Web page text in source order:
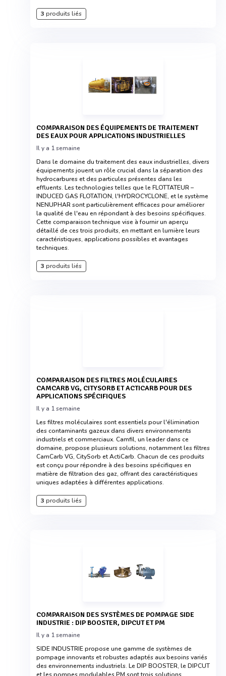
3 produits liés
COMPARAISON DES ÉQUIPEMENTS DE TRAITEMENT
DES EAUX POUR APPLICATIONS INDUSTRIELLES
Il y a 1 semaine
Dans le domaine du traitement des eaux industrielles, divers
équipements jouent un rôle crucial dans la séparation des
hydrocarbures et des particules présentes dans les
effluents. Les technologies telles que le FLOTTATEUR –
INDUCED GAS FLOTATION, l'HYDROCYCLONE, et le système
NENUPHAR sont particulièrement efficaces pour améliorer
la qualité de l'eau en répondant à des besoins spécifiques.
Cette comparaison technique vise à fournir un aperçu
détaillé de ces trois produits, en mettant en lumière leurs
caractéristiques, applications possibles et avantages
techniques.
3 produits liés
COMPARAISON DES FILTRES MOLÉCULAIRES
CAMCARB VG, CITYSORB ET ACTICARB POUR DES
APPLICATIONS SPÉCIFIQUES
Il y a 1 semaine
Les filtres moléculaires sont essentiels pour l'élimination
des contaminants gazeux dans divers environnements
industriels et commerciaux. Camfil, un leader dans ce
domaine, propose plusieurs solutions, notamment les filtres
CamCarb VG, CitySorb et ActiCarb. Chacun de ces produits
est conçu pour répondre à des besoins spécifiques en
matière de filtration des gaz, offrant des caractéristiques
uniques adaptées à différentes applications.
3 produits liés
COMPARAISON DES SYSTÈMES DE POMPAGE SIDE
INDUSTRIE : DIP BOOSTER, DIPCUT ET PM
Il y a 1 semaine
SIDE INDUSTRIE propose une gamme de systèmes de
pompage innovants et robustes adaptés aux besoins variés
des environnements industriels. Le DIP BOOSTER, le DIPCUT